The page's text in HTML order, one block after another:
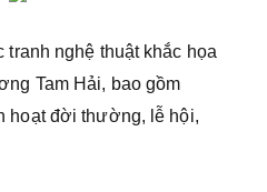
tranh nghệ thuật khắc họa
Tam Hải, bao gồm
hoạt đời thường, lễ hội,